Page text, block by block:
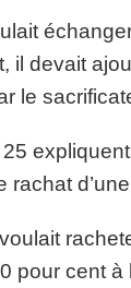
échanger
il devait
le
rachat
pour cent à